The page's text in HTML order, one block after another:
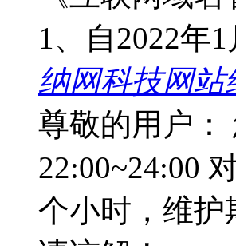
1、自2022年
纳网科技网站
尊敬的用户：
22:00~24:00
个小时，维护